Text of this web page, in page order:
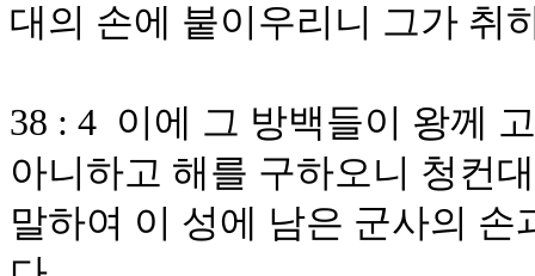
대의 손에 붙이우리니 그가 취
38 : 4 이에 그 방백들이 왕께
아니하고 해를 구하오니 청컨
말하여 이 성에 남은 군사의